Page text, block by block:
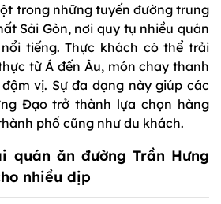
trong những tuyến đường trung
Sài Gòn, nơi quy tụ nhiều quán
tiếng. Thực khách có thể trải
từ Á đến Âu, món chay thanh
vị. Sự đa dạng này giúp các
Đạo trở thành lựa chọn hàng
phố cũng như du khách.
quán ăn đường Trần Hưng
nhiều dịp